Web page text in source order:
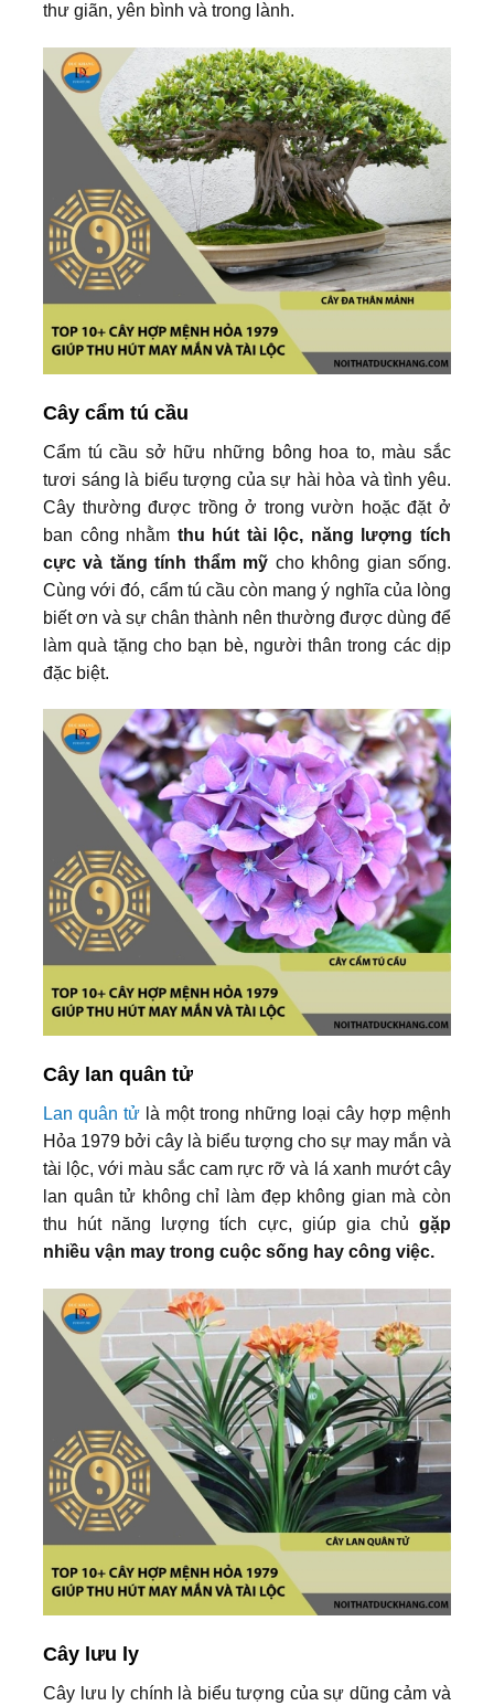
thư giãn, yên bình và trong lành.
Cây cẩm tú cầu
Cẩm tú cầu sở hữu những bông hoa to, màu sắc
tươi sáng là biểu tượng của sự hài hòa và tình yêu.
Cây thường được trồng ở trong vườn hoặc đặt ở
ban công nhằm thu hút tài lộc, năng lượng tích
cực và tăng tính thẩm mỹ cho không gian sống.
Cùng với đó, cẩm tú cầu còn mang ý nghĩa của lòng
biết ơn và sự chân thành nên thường được dùng để
làm quà tặng cho bạn bè, người thân trong các dịp
đặc biệt.
Cây lan quân tử
Lan quân tử là một trong những loại cây hợp mệnh
Hỏa 1979 bởi cây là biểu tượng cho sự may mắn và
tài lộc, với màu sắc cam rực rỡ và lá xanh mướt cây
lan quân tử không chỉ làm đẹp không gian mà còn
thu hút năng lượng tích cực, giúp gia chủ gặp
nhiều vận may trong cuộc sống hay công việc.
Cây lưu ly
Cây lưu ly chính là biểu tượng của sự dũng cảm và